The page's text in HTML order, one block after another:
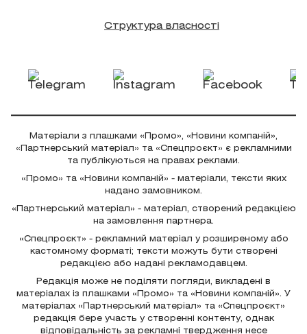
Структура власності
Матеріали з плашками «Промо», «Новини компаній»,
«Партнерський матеріал» та «Спецпроєкт» є рекламними
та публікуються на правах реклами.
«Промо» та «Новини компаній» - матеріали, тексти яких
надано замовником.
«Партнерський матеріал» - матеріал, створений редакцією
на замовлення партнера.
«Спецпроєкт» - рекламний матеріал у розширеному або
кастомному форматі; тексти можуть бути створені
редакцією або надані рекламодавцем.
Редакція може не поділяти погляди, викладені в
матеріалах із плашками «Промо» та «Новини компаній». У
матеріалах «Партнерський матеріал» та «Спецпроєкт»
редакція бере участь у створенні контенту, однак
відповідальність за рекламні твердження несе